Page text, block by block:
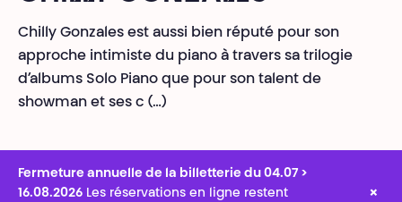
Chilly Gonzales est aussi bien réputé pour son
approche intimiste du piano à travers sa trilogie
d’albums Solo Piano que pour son talent de
showman et ses c (…)
Fermeture annuelle de la billetterie du 04.07 >
16.08.2026 Les réservations en ligne restent
×